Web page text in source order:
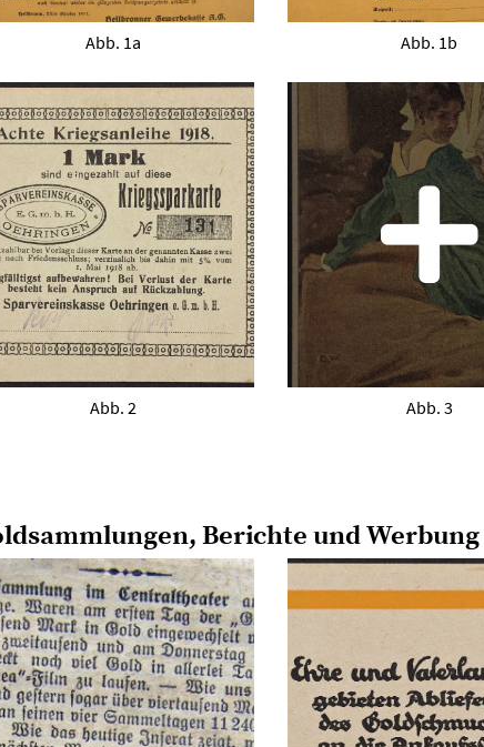
Abb. 1a Abb. 1b
Abb. 2 Abb. 3
Berichte und Werbung